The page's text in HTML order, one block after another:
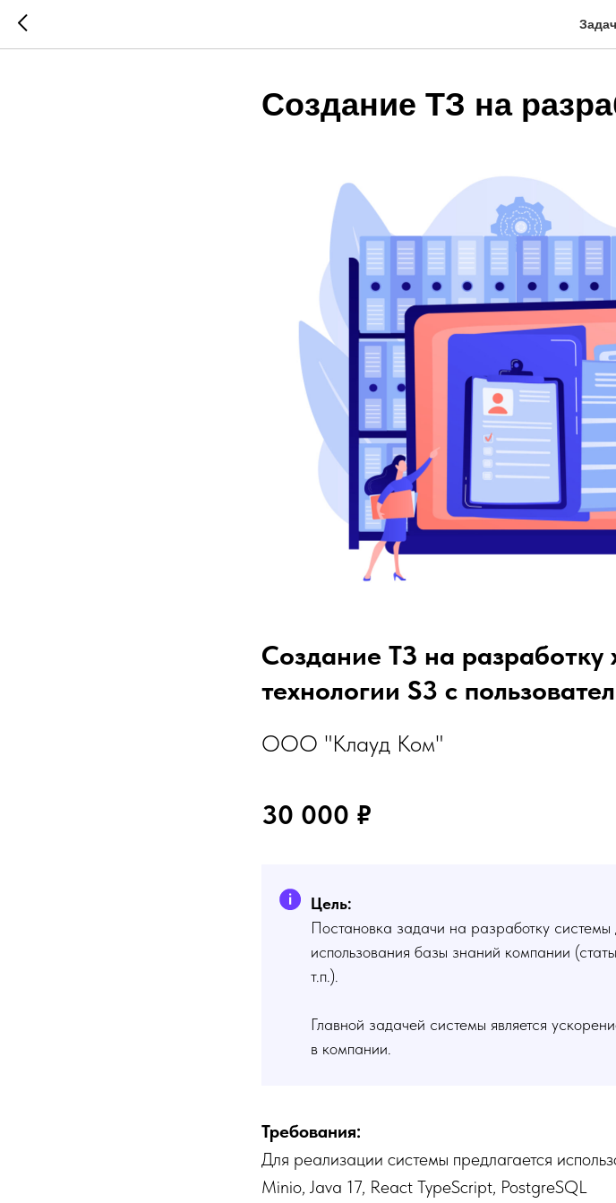
Создание ТЗ на
Создание ТЗ на
технологии S3 с
OОО "Клауд Ком"
30 000 ₽
Цель:
Постановка задачи на разработку
использования базы знаний компании
т.п.).
Главной задачей системы является
в компании.
Требования:
Для реализации системы предлагается
Minio, Java 17, React TypeScript, PostgreSQL